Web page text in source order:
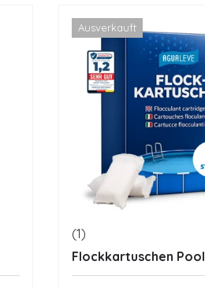
Ausverkauft
(1)
Flockkartuschen Pool